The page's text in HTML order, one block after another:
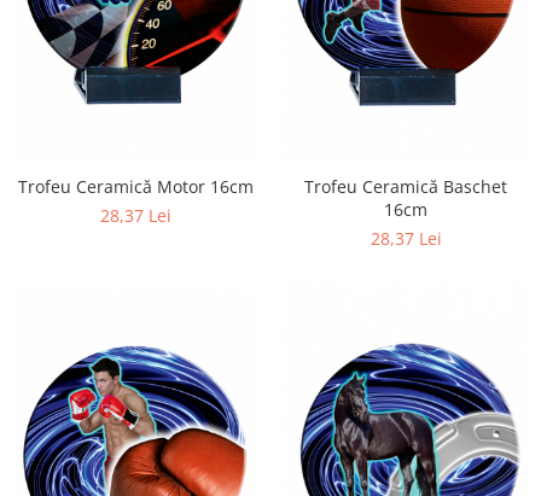
Trofeu Ceramică Motor 16cm
28,37 Lei
Trofeu Ceramică Baschet
16cm
28,37 Lei